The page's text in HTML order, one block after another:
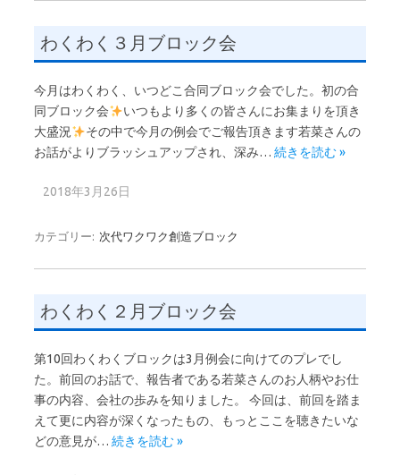
わくわく３月ブロック会
今月はわくわく、いつどこ合同ブロック会でした。初の合
同ブロック会
いつもより多くの皆さんにお集まりを頂き
大盛況
その中で今月の例会でご報告頂きます若菜さんの
お話がよりブラッシュアップされ、深み… 続きを読む »
2018年3月26日
カテゴリー: 次代ワクワク創造ブロック
わくわく２月ブロック会
第10回わくわくブロックは3月例会に向けてのプレでし
た。前回のお話で、報告者である若菜さんのお人柄やお仕
事の内容、会社の歩みを知りました。 今回は、前回を踏ま
えて更に内容が深くなったもの、もっとここを聴きたいな
どの意見が… 続きを読む »